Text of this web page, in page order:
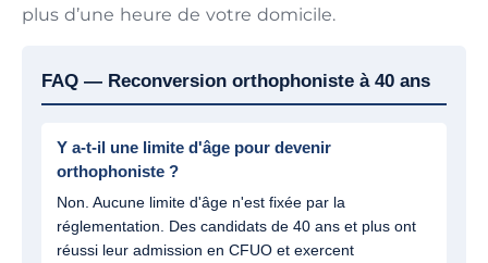
plus d’une heure de votre domicile.
FAQ — Reconversion orthophoniste à 40 ans
Y a-t-il une limite d'âge pour devenir
orthophoniste ?
Non. Aucune limite d'âge n'est fixée par la
réglementation. Des candidats de 40 ans et plus ont
réussi leur admission en CFUO et exercent